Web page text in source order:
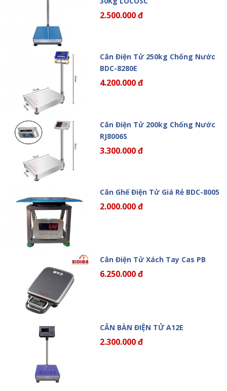
2.500.000 đ
Cân Điện Tử 250kg Chống Nước
BDC-8280E
4.200.000 đ
Cân Điện Tử 200kg Chống Nước
RJ8006S
3.300.000 đ
Cân Ghế Điện Tử Giá Rẻ BDC-8005
2.000.000 đ
Cân Điện Tử Xách Tay Cas PB
6.250.000 đ
CÂN BÀN ĐIỆN TỬ A12E
2.300.000 đ